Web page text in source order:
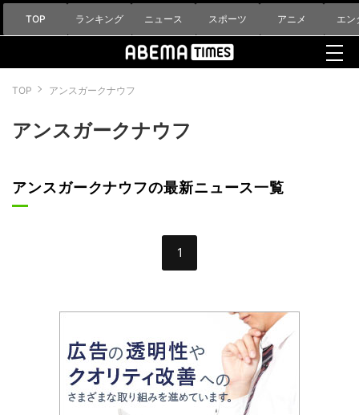
TOP ランキング ニュース スポーツ アニメ エン
TOP アンスガークナウフ
アンスガークナウフ
アンスガークナウフの最新ニュース一覧
1